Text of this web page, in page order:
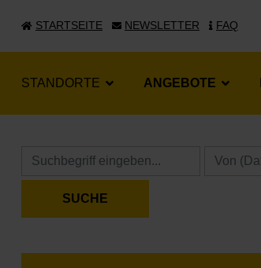
STARTSEITE NEWSLETTER FAQ
STANDORTE ANGEBOTE